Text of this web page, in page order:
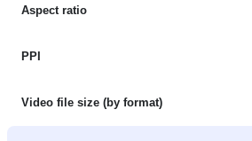
Aspect ratio
PPI
Video file size (by format)